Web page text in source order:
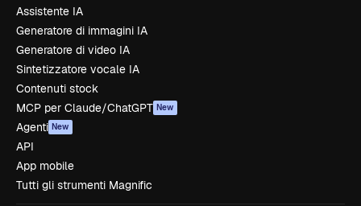
Assistente IA
Generatore di immagini IA
Generatore di video IA
Sintetizzatore vocale IA
Contenuti stock
MCP per Claude/ChatGPT New
Agenti New
API
App mobile
Tutti gli strumenti Magnific